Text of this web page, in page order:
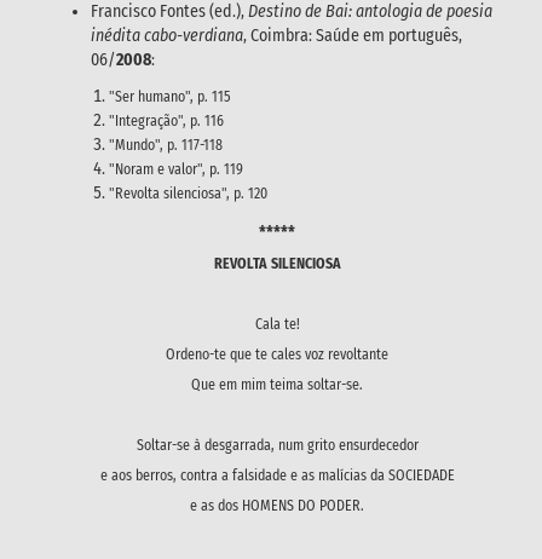
Francisco Fontes (ed.),Destino de Bai: antologia de poesia
inédita cabo-verdiana, Coimbra: Saúde em português,
06/2008:
"Ser humano", p. 115
"Integração", p. 116
"Mundo", p. 117-118
"Noram e valor", p. 119
"Revolta silenciosa", p. 120
*****
REVOLTA SILENCIOSA
Cala te!
Ordeno-te que te cales voz revoltante
Que em mim teima soltar-se.
Soltar-se à desgarrada, num grito ensurdecedor
e aos berros, contra a falsidade e as malícias da SOCIEDADE
e as dos HOMENS DO PODER.